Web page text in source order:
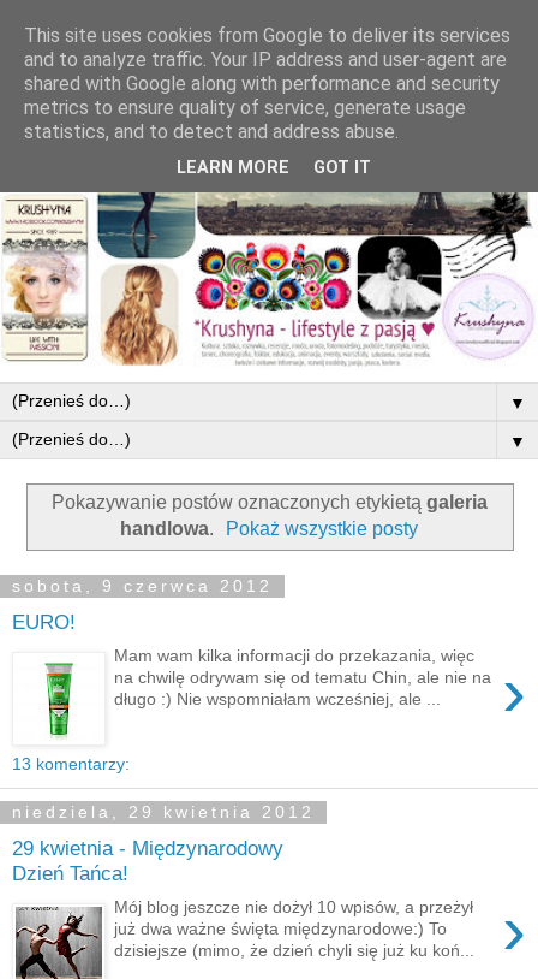
▼
▼
Pokazywanie postów oznaczonych etykietą galeria
handlowa. Pokaż wszystkie posty
sobota, 9 czerwca 2012
EURO!
›
Mam wam kilka informacji do przekazania, więc
na chwilę odrywam się od tematu Chin, ale nie na
długo :) Nie wspomniałam wcześniej, ale ...
13 komentarzy:
niedziela, 29 kwietnia 2012
29 kwietnia - Międzynarodowy
Dzień Tańca!
›
Mój blog jeszcze nie dożył 10 wpisów, a przeżył
już dwa ważne święta międzynarodowe:) To
dzisiejsze (mimo, że dzień chyli się już ku koń...
This site uses cookies from Google to deliver its services
and to analyze traffic. Your IP address and user-agent are
shared with Google along with performance and security
metrics to ensure quality of service, generate usage
statistics, and to detect and address abuse.
LEARN MORE GOT IT